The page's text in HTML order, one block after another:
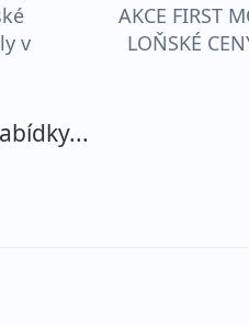
v
AKCE FIRST
LOŇSKÉ